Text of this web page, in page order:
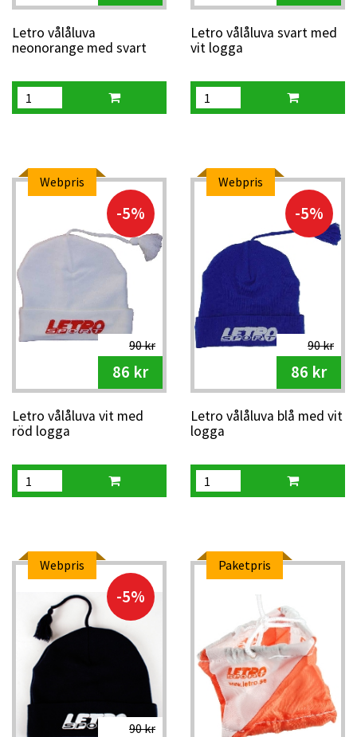
Letro vålåluva
neonorange med svart
Letro vålåluva svart med
vit logga
Webpris
-5%
90 kr
86 kr
Letro vålåluva vit med
röd logga
Webpris
-5%
90 kr
86 kr
Letro vålåluva blå med vit
logga
Webpris
-5%
90 kr
Paketpris